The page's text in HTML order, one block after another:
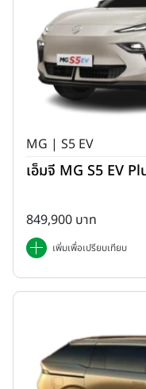
MG | S5 EV
เอ็มจี MG S5 EV
849,900 บาท
เพิ่มเพื่อเปรียบเทียบ